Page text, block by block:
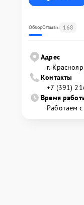
ОбзорОтзывы 168
Адрес
г.
Контакты
+7 (391)
Время
Работаем